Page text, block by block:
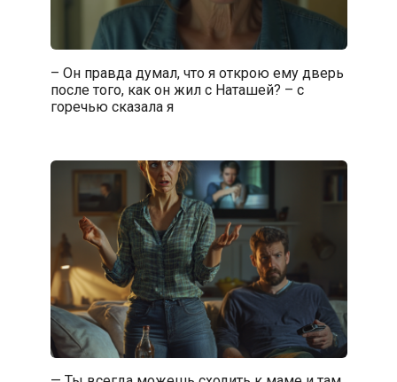
– Он правда думал, что я открою ему дверь
после того, как он жил с Наташей? – с
горечью сказала я